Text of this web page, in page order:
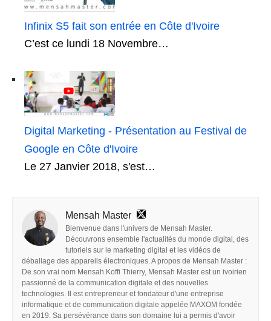
Infinix S5 fait son entrée en Côte d'Ivoire
C’est ce lundi 18 Novembre…
Digital Marketing - Présentation au Festival de
Google en Côte d'Ivoire
Le 27 Janvier 2018, s'est…
Mensah Master
Bienvenue dans l'univers de Mensah Master.
Découvrons ensemble l'actualités du monde digital, des
tutoriels sur le marketing digital et les vidéos de
déballage des appareils électroniques. A propos de Mensah Master :
De son vrai nom Mensah Koffi Thierry, Mensah Master est un ivoirien
passionné de la communication digitale et des nouvelles
technologies. Il est entrepreneur et fondateur d'une entreprise
informatique et de communication digitale appelée MAXOM fondée
en 2019. Sa persévérance dans son domaine lui a permis d'avoir